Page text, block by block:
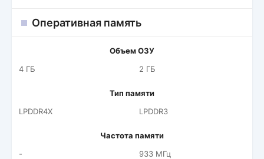
Оперативная память
Объем ОЗУ
4 ГБ
2 ГБ
Тип памяти
LPDDR4X
LPDDR3
Частота памяти
-
933 МГц